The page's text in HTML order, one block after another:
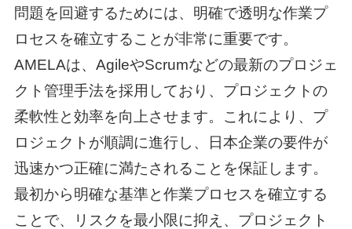
問題を回避するためには、明確で透明な作業プ
ロセスを確立することが非常に重要です。
AMELAは、AgileやScrumなどの最新のプロジェ
クト管理手法を採用しており、プロジェクトの
柔軟性と効率を向上させます。これにより、プ
ロジェクトが順調に進行し、日本企業の要件が
迅速かつ正確に満たされることを保証します。
最初から明確な基準と作業プロセスを確立する
ことで、リスクを最小限に抑え、プロジェクト